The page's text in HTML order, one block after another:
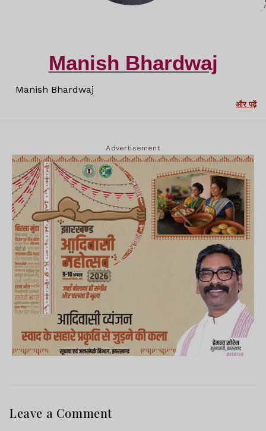
Manish Bhardwaj
Manish Bhardwaj
और पढ़ें
Advertisement
Leave a Comment